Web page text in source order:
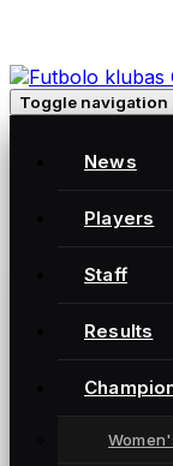
Toggle navigation
News
Players
Staff
Results
Posts
Home
Gintra naujienos